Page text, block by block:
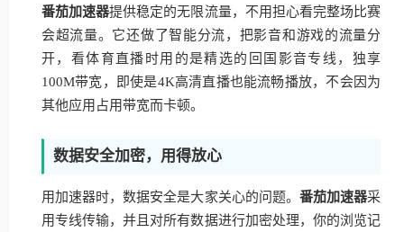
番茄加速器提供稳定的无限流量，不用担心看完整场比赛
会超流量。它还做了智能分流，把影音和游戏的流量分
开，看体育直播时用的是精选的回国影音专线，独享
100M带宽，即使是4K高清直播也能流畅播放，不会因为
其他应用占用带宽而卡顿。
数据安全加密，用得放心
用加速器时，数据安全是大家关心的问题。 番茄加速器采
用专线传输，并且对所有数据进行加密处理，你的浏览记